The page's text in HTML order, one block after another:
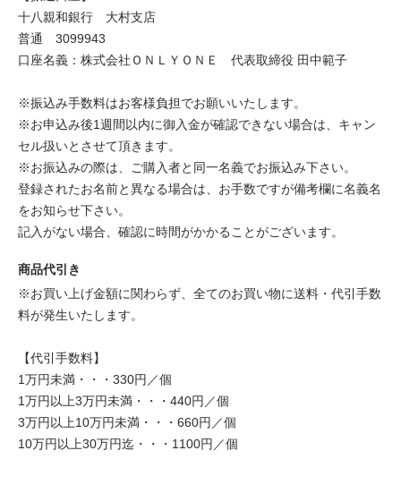
十八親和銀行 大村支店
普通 3099943
口座名義：株式会社ＯＮＬＹＯＮＥ 代表取締役 田中範子
※振込み手数料はお客様負担でお願いいたします。
※お申込み後1週間以内に御入金が確認できない場合は、キャン
セル扱いとさせて頂きます。
※お振込みの際は、ご購入者と同一名義でお振込み下さい。
登録されたお名前と異なる場合は、お手数ですが備考欄に名義名
をお知らせ下さい。
記入がない場合、確認に時間がかかることがございます。
商品代引き
※お買い上げ金額に関わらず、全てのお買い物に送料・代引手数
料が発生いたします。
【代引手数料】
1万円未満・・・330円／個
1万円以上3万円未満・・・440円／個
3万円以上10万円未満・・・660円／個
10万円以上30万円迄・・・1100円／個